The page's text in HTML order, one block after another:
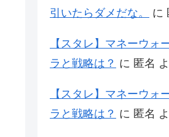
引いたらダメだな。
に
【スタレ】マネーウォ
ラと戦略は？ に 匿名
【スタレ】マネーウォ
ラと戦略は？ に 匿名